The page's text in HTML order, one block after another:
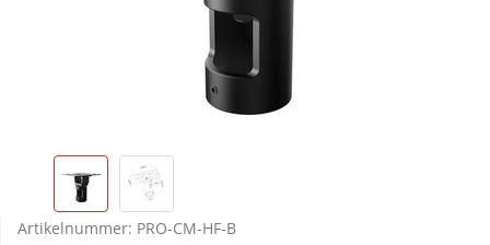
Artikelnummer: PRO-CM-HF-B